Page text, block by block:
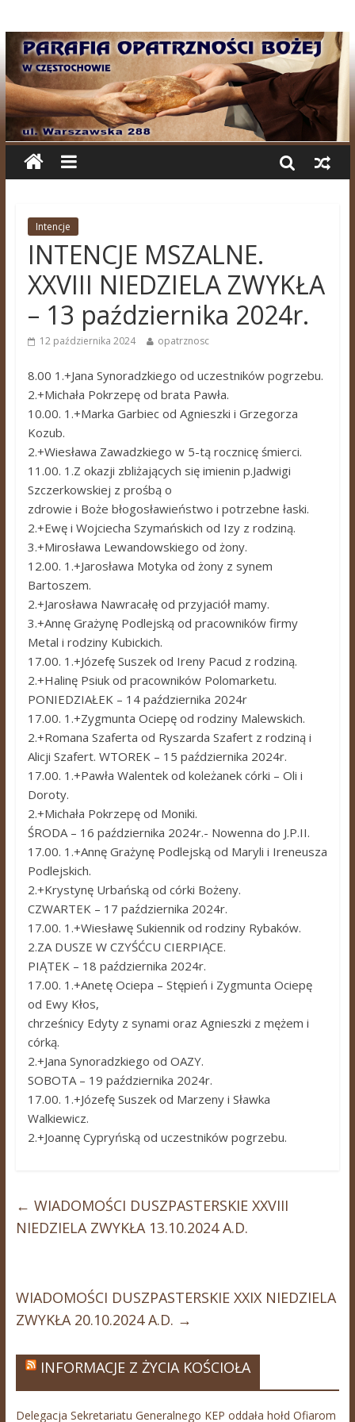
Intencje
INTENCJE MSZALNE.
XXVIII NIEDZIELA ZWYKŁA
– 13 października 2024r.
12 października 2024 opatrznosc
8.00 1.+Jana Synoradzkiego od uczestników pogrzebu.
2.+Michała Pokrzepę od brata Pawła.
10.00. 1.+Marka Garbiec od Agnieszki i Grzegorza
Kozub.
2.+Wiesława Zawadzkiego w 5-tą rocznicę śmierci.
11.00. 1.Z okazji zbliżających się imienin p.Jadwigi
Szczerkowskiej z prośbą o
zdrowie i Boże błogosławieństwo i potrzebne łaski.
2.+Ewę i Wojciecha Szymańskich od Izy z rodziną.
3.+Mirosława Lewandowskiego od żony.
12.00. 1.+Jarosława Motyka od żony z synem
Bartoszem.
2.+Jarosława Nawracałę od przyjaciół mamy.
3.+Annę Grażynę Podlejską od pracowników firmy
Metal i rodziny Kubickich.
17.00. 1.+Józefę Suszek od Ireny Pacud z rodziną.
2.+Halinę Psiuk od pracowników Polomarketu.
PONIEDZIAŁEK – 14 października 2024r
17.00. 1.+Zygmunta Ociepę od rodziny Malewskich.
2.+Romana Szaferta od Ryszarda Szafert z rodziną i
Alicji Szafert. WTOREK – 15 października 2024r.
17.00. 1.+Pawła Walentek od koleżanek córki – Oli i
Doroty.
2.+Michała Pokrzepę od Moniki.
ŚRODA – 16 października 2024r.- Nowenna do J.P.II.
17.00. 1.+Annę Grażynę Podlejską od Maryli i Ireneusza
Podlejskich.
2.+Krystynę Urbańską od córki Bożeny.
CZWARTEK – 17 października 2024r.
17.00. 1.+Wiesławę Sukiennik od rodziny Rybaków.
2.ZA DUSZE W CZYŚĆCU CIERPIĄCE.
PIĄTEK – 18 października 2024r.
17.00. 1.+Anetę Ociepa – Stępień i Zygmunta Ociepę
od Ewy Kłos,
chrześnicy Edyty z synami oraz Agnieszki z mężem i
córką.
2.+Jana Synoradzkiego od OAZY.
SOBOTA – 19 października 2024r.
17.00. 1.+Józefę Suszek od Marzeny i Sławka
Walkiewicz.
2.+Joannę Cypryńską od uczestników pogrzebu.
← WIADOMOŚCI DUSZPASTERSKIE XXVIII
NIEDZIELA ZWYKŁA 13.10.2024 A.D.
WIADOMOŚCI DUSZPASTERSKIE XXIX NIEDZIELA
ZWYKŁA 20.10.2024 A.D. →
INFORMACJE Z ŻYCIA KOŚCIOŁA
Delegacja Sekretariatu Generalnego KEP oddała hołd Ofiarom